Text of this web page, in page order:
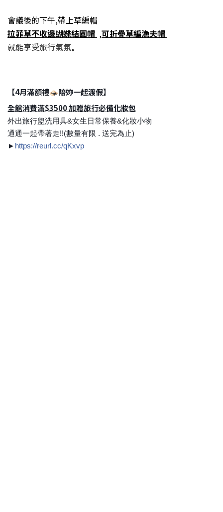
會議後的下午,帶上草編帽
拉菲草不收邊蝴蝶結圓帽 ,可折疊草編漁夫帽
就能享受旅行氣氛。
【4月滿額禮👒陪妳一起渡假】
全館消費滿$3500 加贈旅行必備化妝包
外出旅行盥洗用具&女生日常保養&化妝小物
通通一起帶著走!!(數量有限 . 送完為止)
► https://reurl.cc/qKxvp